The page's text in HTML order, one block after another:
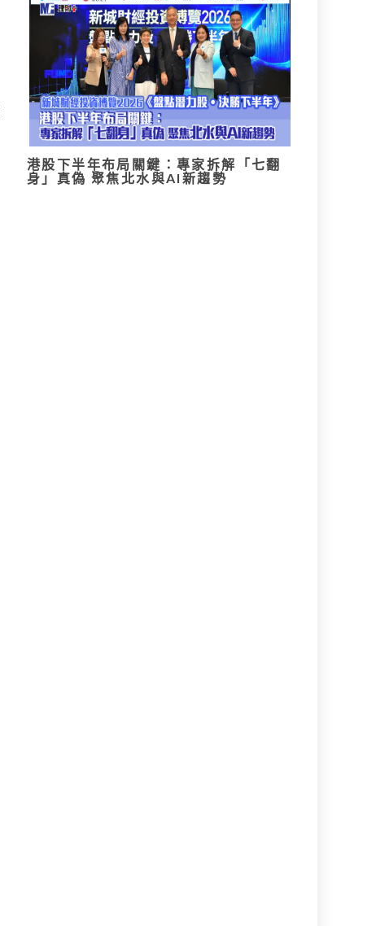
港股下半年布局關鍵：專家拆解「七翻
身」真偽 聚焦北水與AI新趨勢